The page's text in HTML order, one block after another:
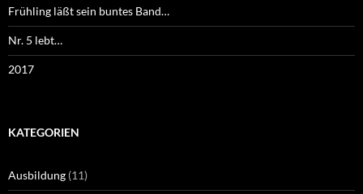
Frühling läßt sein buntes Band…
Nr. 5 lebt…
2017
KATEGORIEN
Ausbildung (11)